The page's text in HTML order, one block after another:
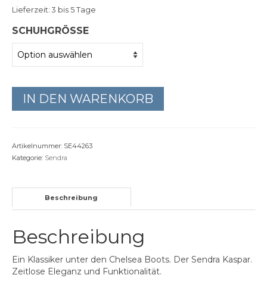
Kakadu
Kopfbedeckungen
Filzhüte
Textilhüte
Lieferzeit:3 bis 5 Tage
SCHUHGRÖSSE
IN DEN WARENKORB
Artikelnummer: SE44263
Kategorie: Sendra
Beschreibung
Beschreibung
Ein Klassiker unter den Chelsea Boots. Der Sendra Kaspar.
Zeitlose Eleganz und Funktionalität.